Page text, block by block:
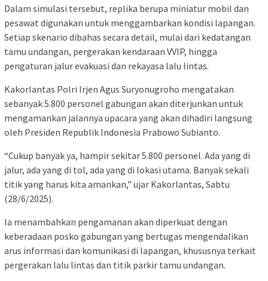
Dalam simulasi tersebut, replika berupa miniatur mobil dan
pesawat digunakan untuk menggambarkan kondisi lapangan.
Setiap skenario dibahas secara detail, mulai dari kedatangan
tamu undangan, pergerakan kendaraan VVIP, hingga
pengaturan jalur evakuasi dan rekayasa lalu lintas.
Kakorlantas Polri Irjen Agus Suryonugroho mengatakan
sebanyak 5.800 personel gabungan akan diterjunkan untuk
mengamankan jalannya upacara yang akan dihadiri langsung
oleh Presiden Republik Indonesia Prabowo Subianto.
“Cukup banyak ya, hampir sekitar 5.800 personel. Ada yang di
jalur, ada yang di tol, ada yang di lokasi utama. Banyak sekali
titik yang harus kita amankan,” ujar Kakorlantas, Sabtu
(28/6/2025).
Ia menambahkan pengamanan akan diperkuat dengan
keberadaan posko gabungan yang bertugas mengendalikan
arus informasi dan komunikasi di lapangan, khususnya terkait
pergerakan lalu lintas dan titik parkir tamu undangan.